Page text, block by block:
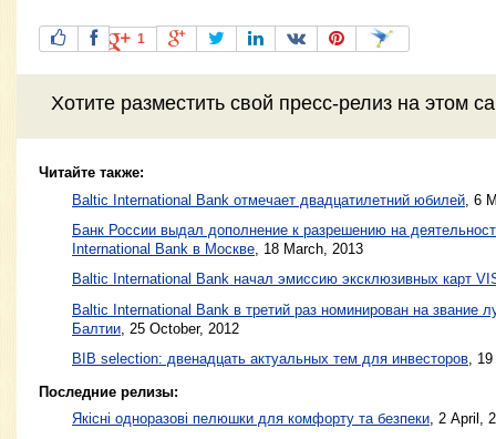
1
Хотите разместить свой пресс-релиз на этом
Читайте также:
Baltic International Bank отмечает двадцатилетний юбилей, 6
Банк России выдал дополнение к разрешению на
International Bank в Москве, 18 March, 2013
Baltic International Bank начал эмиссию эксклюзивных карт
Baltic International Bank в третий раз номинирован на звание
Балтии 25 October, 2012
BIB selection: двенадцать актуальных тем для инвесторов
Последние релизы:
Якісні одноразові пелюшки для комфорту та безпеки, 2 April,